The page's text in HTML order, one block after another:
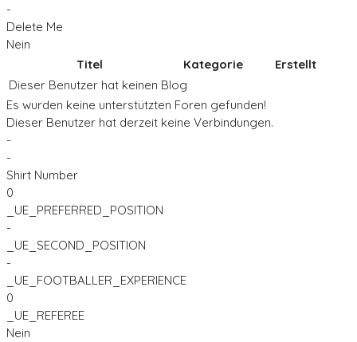
-
Delete Me
Nein
Titel
Kategorie
Erstellt
Dieser Benutzer hat keinen Blog
Es wurden keine unterstützten Foren gefunden!
Dieser Benutzer hat derzeit keine Verbindungen.
-
-
Shirt Number
0
_UE_PREFERRED_POSITION
-
_UE_SECOND_POSITION
-
_UE_FOOTBALLER_EXPERIENCE
0
_UE_REFEREE
Nein